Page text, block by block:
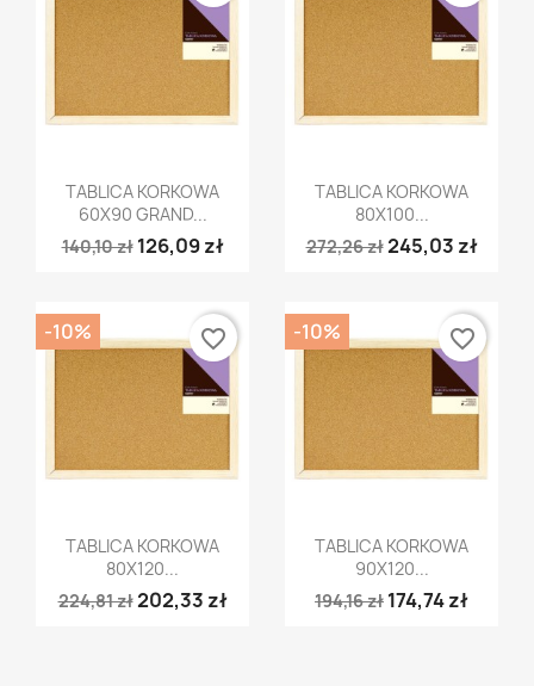
Szybki podgląd
TABLICA KORKOWA
60X90 GRAND...
140,10 zł 126,09 zł
Szybki podgląd
TABLICA KORKOWA
80X100...
272,26 zł245,03 zł
Szybki podgląd
TABLICA KORKOWA
80X120...
224,81 zł202,33 zł
-10% favorite_border
Szybki podgląd
TABLICA KORKOWA
90X120...
194,16 zł 174,74 zł
-10% favorite_border